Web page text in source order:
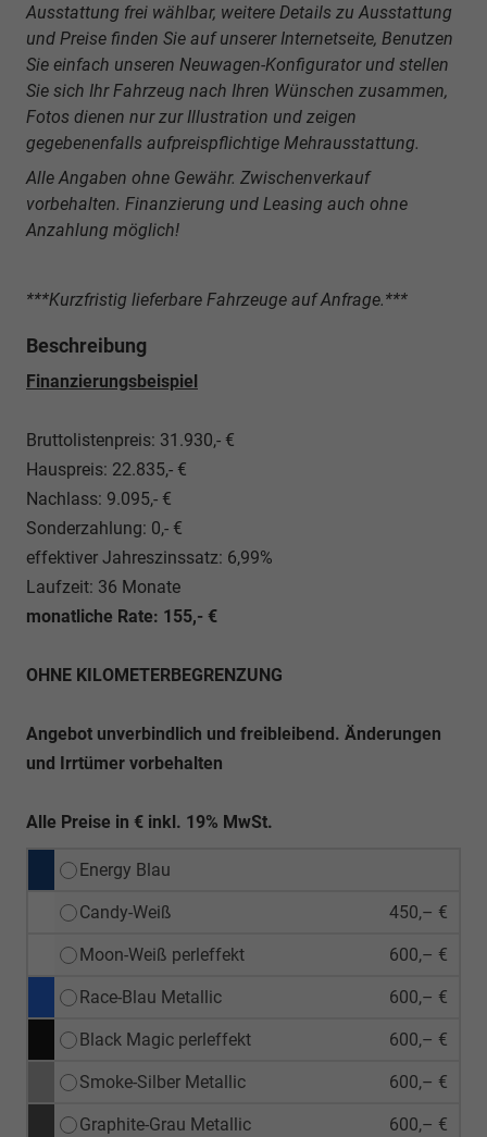
Ausstattung frei wählbar, weitere Details zu Ausstattung
und Preise finden Sie auf unserer Internetseite, Benutzen
Sie einfach unseren Neuwagen-Konfigurator und stellen
Sie sich Ihr Fahrzeug nach Ihren Wünschen zusammen,
Fotos dienen nur zur Illustration und zeigen
gegebenenfalls aufpreispflichtige Mehrausstattung.
Alle Angaben ohne Gewähr. Zwischenverkauf
vorbehalten. Finanzierung und Leasing auch ohne
Anzahlung möglich!
***Kurzfristig lieferbare Fahrzeuge auf Anfrage.***
Beschreibung
Finanzierungsbeispiel
Bruttolistenpreis: 31.930,- €
Hauspreis: 22.835,- €
Nachlass: 9.095,- €
Sonderzahlung: 0,- €
effektiver Jahreszinssatz: 6,99%
Laufzeit: 36 Monate
monatliche Rate: 155,- €
OHNE KILOMETERBEGRENZUNG
Angebot unverbindlich und freibleibend. Änderungen
und Irrtümer vorbehalten
Alle Preise in € inkl. 19% MwSt.
Energy Blau
Candy-Weiß 450,– €
Moon-Weiß perleffekt 600,– €
Race-Blau Metallic 600,– €
Black Magic perleffekt 600,– €
Smoke-Silber Metallic 600,– €
Graphite-Grau Metallic 600,– €